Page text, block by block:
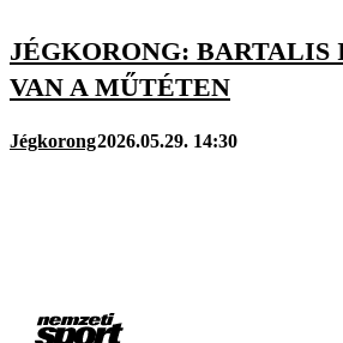
JÉGKORONG: BARTALIS
VAN A MŰTÉTEN
Jégkorong2026.05.29. 14:30